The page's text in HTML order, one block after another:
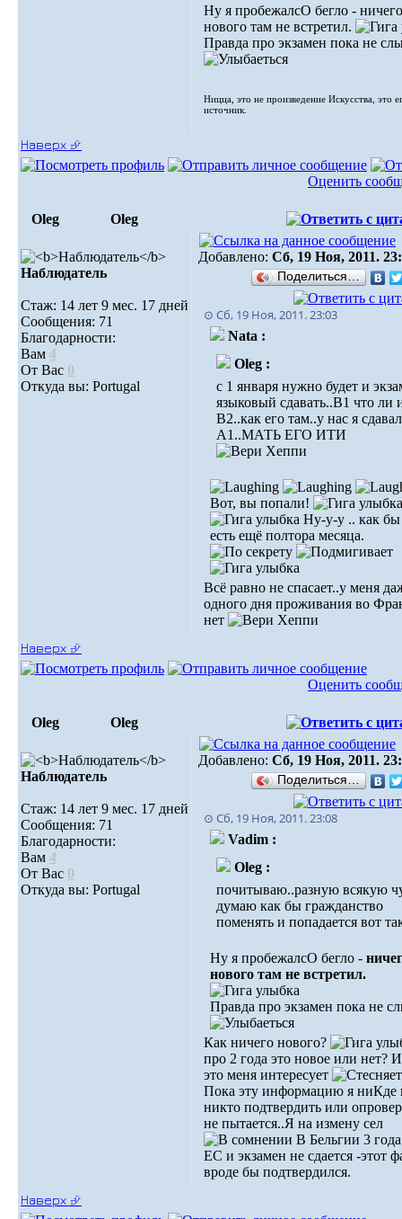
Ну я пробежалсО бегло - ничего
нового там не встретил.
Правда про экзамен пока не
Ницца, это не произведение Искусства, это
источник.
Наверх ⮵
Оценить
Oleg Oleg
Наблюдатель
Стаж: 14 лет 9 мес. 17 дней
Сообщения: 71
Благодарности:
Вам 4
От Вас 0
Откуда вы: Portugal
Добавлено: Сб, 19 Ноя, 2011.
Поделиться…
⊙ Сб, 19 Ноя, 2011. 23:03
Nata :
Oleg :
с 1 января нужно будет и
языковый сдавать..В1 что ли
В2..как его там..у нас я сдавал
А1..МАТЬ ЕГО ИТИ
Вот, вы попали!
Ну-у-у .. как
есть ещё полтора месяца.
Всё равно не спасает..у меня
одного дня проживания во
нет
Наверх ⮵
Оценить
Oleg Oleg
Наблюдатель
Стаж: 14 лет 9 мес. 17 дней
Сообщения: 71
Благодарности:
Вам 4
От Вас 0
Откуда вы: Portugal
Добавлено: Сб, 19 Ноя, 2011.
Поделиться…
⊙ Сб, 19 Ноя, 2011. 23:08
Vadim :
Oleg :
почитываю..разную всякую
думаю как бы гражданство
поменять и попадается вот
Ну я пробежалсО бегло -
нового там не встретил.
Правда про экзамен пока не
Как ничего нового?
про 2 года это новое или нет?
это меня интересует
Пока эту информацию я ниКде
никто подтвердить или
не пытается..Я на измену сел
В Бельгии 3
EC и экзамен не сдается -этот
вроде бы подтвердился.
Наверх ⮵